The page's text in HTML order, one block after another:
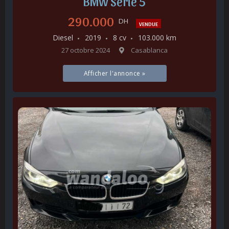
290.000 DH VENDUE
Diesel 2019 8 cv 103.000 km
27 octobre 2024 Casablanca
Afficher l'annonce »